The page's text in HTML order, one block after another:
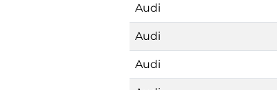
Audi
Audi
Audi